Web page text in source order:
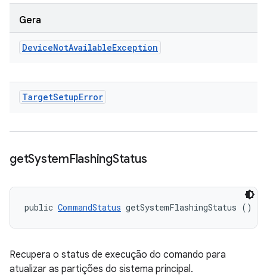
Gera
DeviceNotAvailableException
TargetSetupError
getSystemFlashingStatus
public CommandStatus getSystemFlashingStatus ()
Recupera o status de execução do comando para
atualizar as partições do sistema principal.